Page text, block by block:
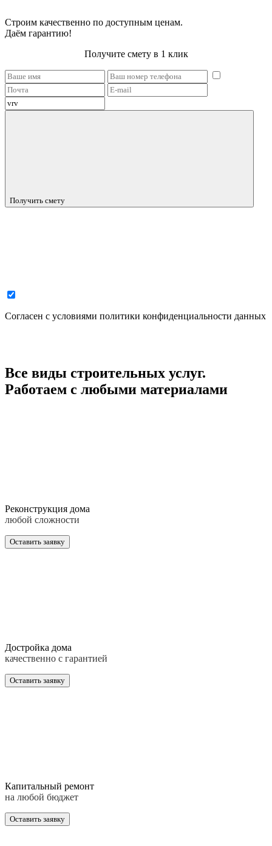
Строим качественно по доступным ценам.
Даём гарантию!
Получите смету в 1 клик
Получить смету
Cогласен с условиями политики конфиденциальности данных
Все виды строительных услуг.
Работаем с любыми материалами
Реконструкция дома
любой сложности
Оставить заявку
Достройка дома
качественно с гарантией
Оставить заявку
Капитальный ремонт
на любой бюджет
Оставить заявку